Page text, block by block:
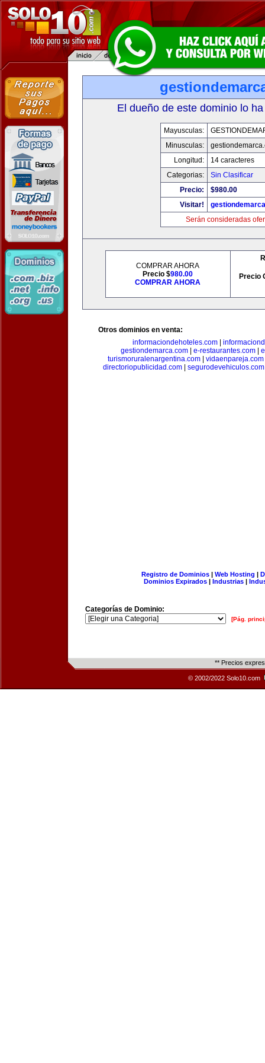
El dueño de este dominio lo
Mayusculas:
Minusculas:
Longitud:
14 caracteres
Categorias:
Sin Clasificar
Precio:
$980.00
Visitar!
Serán consideradas
COMPRAR AHORA
Precio $980.00
COMPRAR AHORA
Precio
Otros dominios en venta:
informaciondehoteles.com|
gestiondemarca.com| e-restaurantes.com|
turismoruralenargentina.com| vidaenpareja.com
directoriopublicidad.com
segurodevehiculos.com
Registro de Dominios| Web Hosting |
Dominios Expirados | Industrias |
Categorías de Dominio:
[Pág.
** Precios
© 2002/2022 Solo10.com